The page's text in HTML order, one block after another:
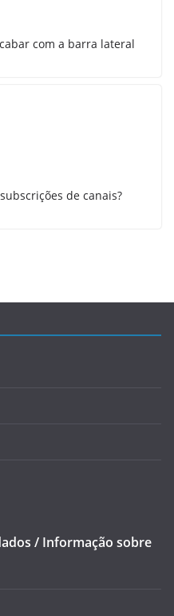
com a barra lateral
de canais?
/ Informação sobre